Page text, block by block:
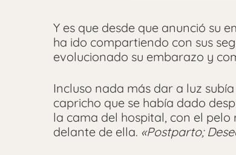
Y es que desde que anunció su
ha ido compartiendo con sus
evolucionado su embarazo y
Incluso nada más dar a luz
capricho que se había dado
la cama del hospital, con el
delante de ella. «Postparto;